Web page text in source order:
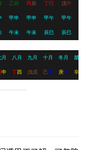
乙卯 丙辰 丁巳 戊午
甲申 甲申 甲午 甲午
午未 午未 辰巳 辰巳
月 八月 九月 十月 冬月 腊月
申 丁酉 戊戌 己亥 庚子 辛